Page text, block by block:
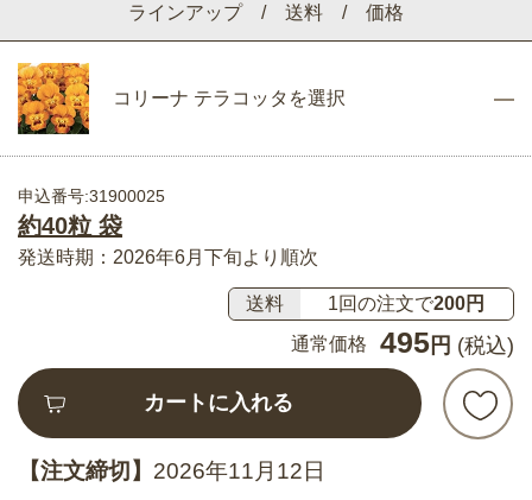
ラインアップ / 送料 / 価格
コリーナ テラコッタを選択
申込番号:31900025
約40粒 袋
発送時期：2026年6月下旬より順次
送料 1回の注文で200円
通常価格
495 円 (税込)
カートに入れる
【注文締切】 2026年11月12日